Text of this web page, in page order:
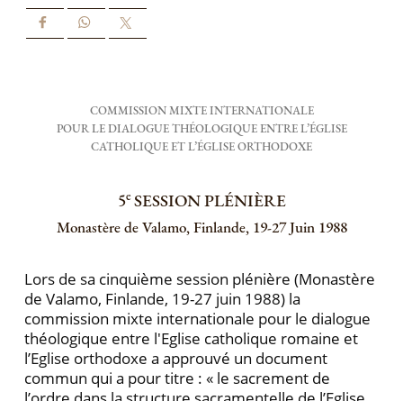
COMMISSION MIXTE INTERNATIONALE
POUR LE DIALOGUE THÉOLOGIQUE ENTRE L’ÉGLISE
CATHOLIQUE ET L’ÉGLISE ORTHODOXE
5eSESSION PLÉNIÈRE
Monastère de Valamo, Finlande, 19-27 Juin 1988
Lors de sa cinquième session plénière (Monastère
de Valamo, Finlande, 19-27 juin 1988) la
commission mixte internationale pour le dialogue
théologique entre l'Eglise catholique romaine et
l’Eglise orthodoxe a approuvé un document
commun qui a pour titre : « le sacrement de